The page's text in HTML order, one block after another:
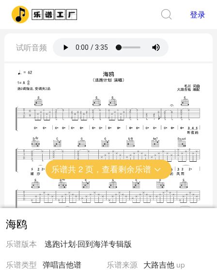
登录
试听音频
乐谱共 2页，查看剩余乐谱
海鸥
乐谱版本 逃跑计划·回到海洋专辑版
乐谱类型
弹唱吉他谱 乐谱来源 大路吉他up